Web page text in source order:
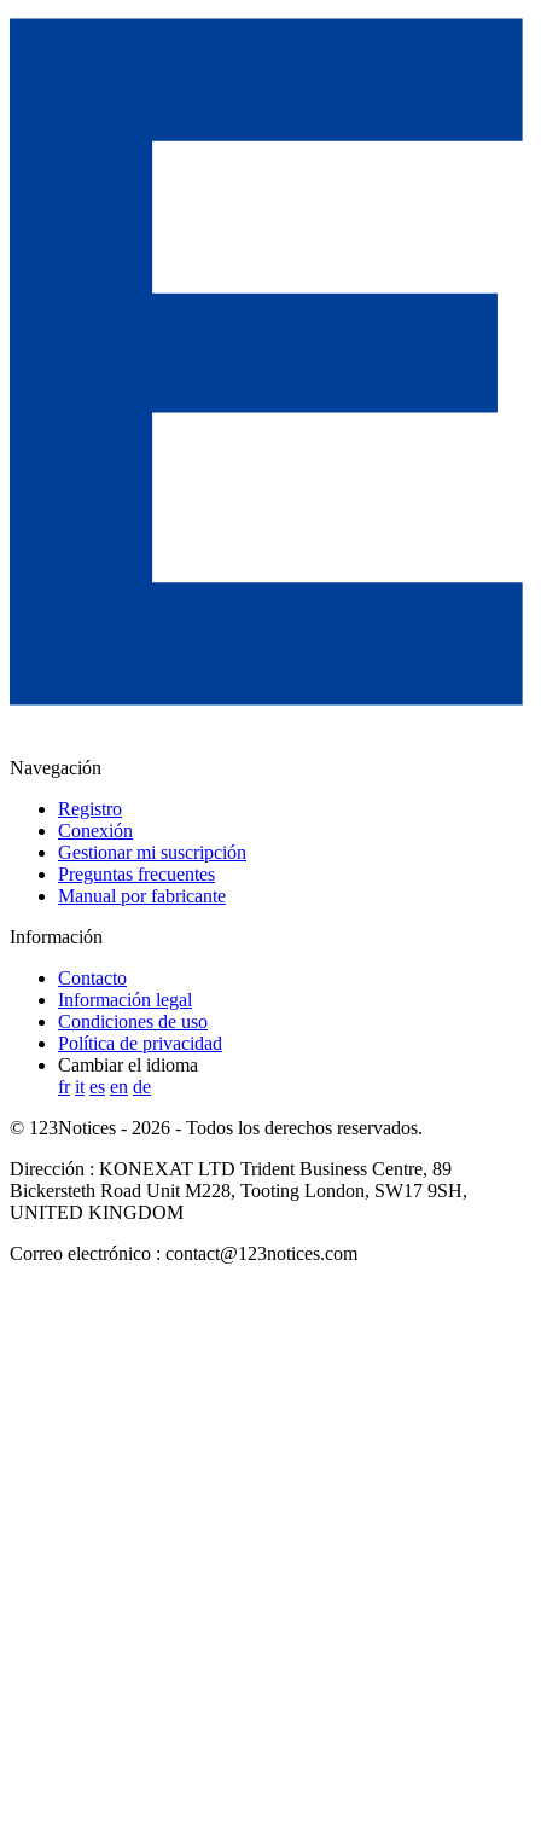
Navegación
Registro
Conexión
Gestionar mi suscripción
Preguntas frecuentes
Manual por fabricante
Información
Contacto
Información legal
Condiciones de uso
Política de privacidad
Cambiar el idioma
fr it es en de
© 123Notices - 2026 - Todos los derechos reservados.
Dirección : KONEXAT LTD Trident Business Centre, 89
Bickersteth Road Unit M228, Tooting London, SW17 9SH,
UNITED KINGDOM
Correo electrónico : contact@123notices.com